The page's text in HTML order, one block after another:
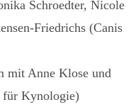
Schroedter, Nicole
Friedrichs (Canis
mit Anne Klose und
für Kynologie)